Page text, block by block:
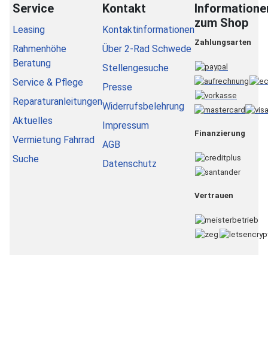
Service
Leasing
Rahmenhöhe
Beratung
Service & Pflege
Reparaturanleitungen
Aktuelles
Vermietung Fahrrad
Suche
Kontakt
Kontaktinformationen
Über 2-Rad Schwede
Stellengesuche
Presse
Widerrufsbelehrung
Impressum
AGB
Datenschutz
zum Shop
Zahlungsarten
Finanzierung
Vertrauen